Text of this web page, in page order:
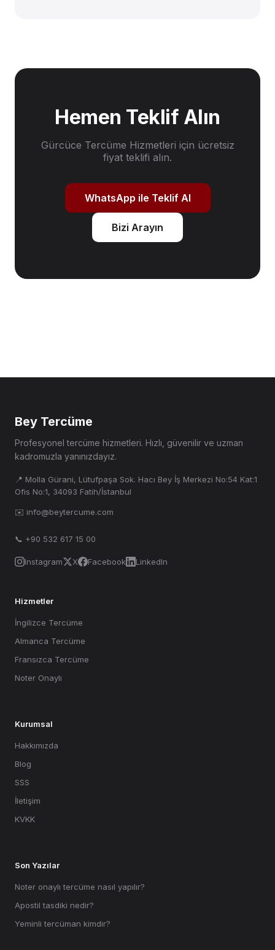
Hemen Teklif Alın
Gürcüce Tercüme Hizmetleri için ücretsiz
fiyat teklifi alın.
WhatsApp ile Teklif Al
Bizi Arayın
Bey Tercüme
Profesyonel tercüme hizmetleri. Hızlı, güvenilir ve uzman
kadromuzla yanınızdayız.
📍 Molla Gürani, Lütufpaşa Sok. Hacı Bey İş Merkezi No:54 Kat:1
Ofis No:1, 34093 Fatih/İstanbul
✉️ info@beytercume.com
📞 +90 532 617 15 00
Instagram X Facebook LinkedIn
Hizmetler
İngilizce Tercüme
Almanca Tercüme
Fransızca Tercüme
Noter Onaylı
Kurumsal
Hakkımızda
Blog
SSS
İletişim
KVKK
Son Yazılar
Noter onaylı tercüme nasıl yapılır?
Apostil tasdiki nedir?
Yeminli tercüman kimdir?